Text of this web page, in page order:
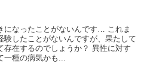
になったことがないんです… これま
験したことがないんですが、果たして
存在するのでしょうか？ 異性に対す
一種の病気かも...